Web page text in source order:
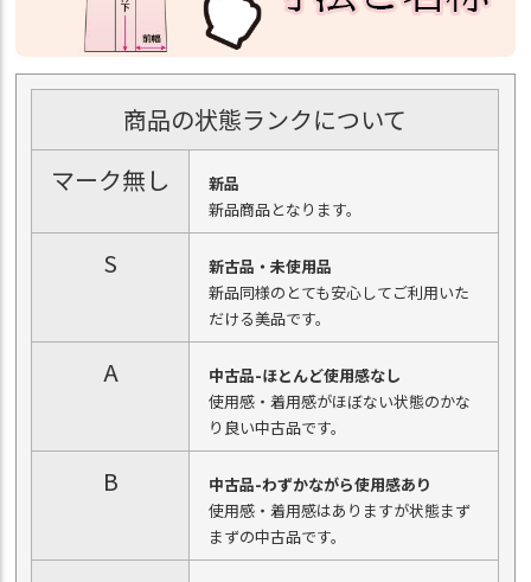
商品の状態ランクについて
マーク無し
新品
新品商品となります。
S
新古品・未使用品
新品同様のとても安心してご利用いた
だける美品です。
A
中古品-ほとんど使用感なし
使用感・着用感がほぼない状態のかな
り良い中古品です。
B
中古品-わずかながら使用感あり
使用感・着用感はありますが状態まず
まずの中古品です。